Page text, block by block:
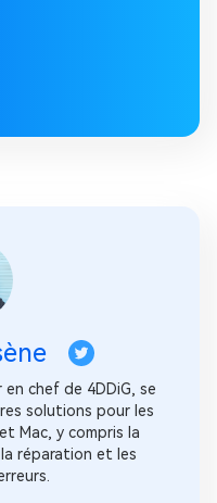
en chef de 4DDiG, se
solutions pour les
Mac, y compris la
réparation et les